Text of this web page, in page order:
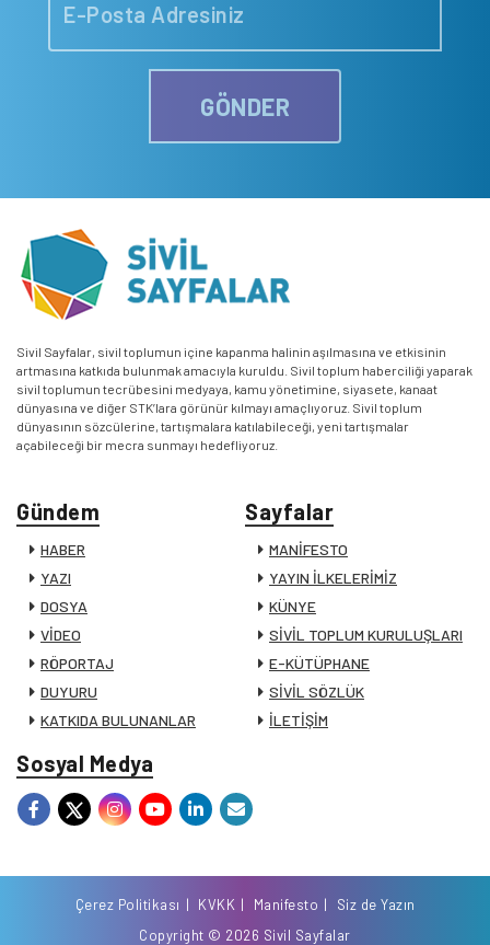
GÖNDER
Sivil Sayfalar, sivil toplumun içine kapanma halinin aşılmasına ve etkisinin
artmasına katkıda bulunmak amacıyla kuruldu. Sivil toplum haberciliği yaparak
sivil toplumun tecrübesini medyaya, kamu yönetimine, siyasete, kanaat
dünyasına ve diğer STK’lara görünür kılmayı amaçlıyoruz. Sivil toplum
dünyasının sözcülerine, tartışmalara katılabileceği, yeni tartışmalar
açabileceği bir mecra sunmayı hedefliyoruz.
Gündem
HABER
YAZI
DOSYA
VİDEO
RÖPORTAJ
DUYURU
KATKIDA BULUNANLAR
Sayfalar
MANİFESTO
YAYIN İLKELERİMİZ
KÜNYE
SİVİL TOPLUM KURULUŞLARI
E-KÜTÜPHANE
SİVİL SÖZLÜK
İLETİŞİM
Sosyal Medya
Copyright © 2026 Sivil Sayfalar
Çerez Politikası KVKK Manifesto Siz de Yazın